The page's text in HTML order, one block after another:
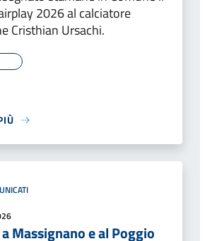
2026 al calciatore
Cristhian Ursachi.
Massignano e al Poggio